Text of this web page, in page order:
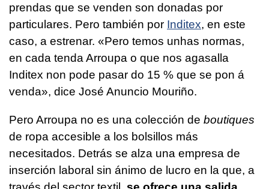
prendas que se venden son donadas por
particulares. Pero también por Inditex, en este
caso, a estrenar. «Pero temos unhas normas,
en cada tenda Arroupa o que nos agasalla
Inditex non pode pasar do 15 % que se pon á
venda», dice José Anuncio Mouriño.
Pero Arroupa no es una colección de boutiques
de ropa accesible a los bolsillos más
necesitados. Detrás se alza una empresa de
inserción laboral sin ánimo de lucro en la que, a